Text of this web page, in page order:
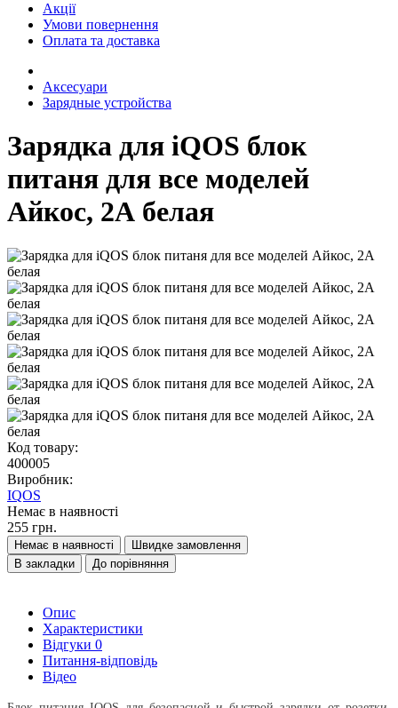
Акції
Умови повернення
Оплата та доставка
Аксесуари
Зарядные устройства
Зарядка для iQOS блок
питаня для все моделей
Айкос, 2А белая
Код товару:
400005
Виробник:
IQOS
Немає в наявності
255 грн.
Немає в наявності
Швидке замовлення
В закладки
До порівняння
Опис
Характеристики
Відгуки 0
Питання-відповідь
Відео